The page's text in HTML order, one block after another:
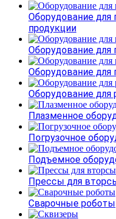
Оборудование для
продукции
Оборудование для
Оборудование
Оборудование для
Плазменное
Погрузочное
Подъемное
Прессы для
Сварочные роботы